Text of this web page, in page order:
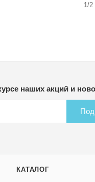
1/2
наших акций и
КАТАЛОГ